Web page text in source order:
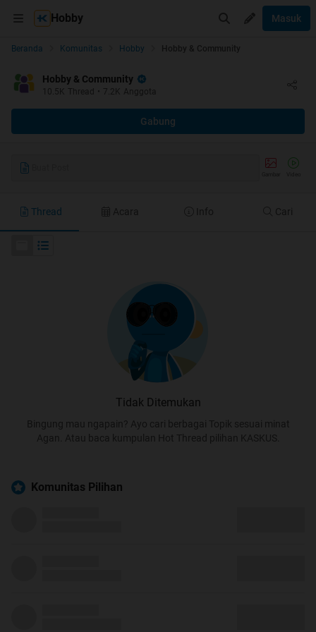
Hobby Masuk
Beranda Komunitas Hobby Hobby & Community
Hobby & Community
10.5K Thread • 7.2K Anggota
Gabung
Thread Acara Info Cari
Tidak Ditemukan
Bingung mau ngapain? Ayo cari berbagai Topik sesuai minat
Agan. Atau baca kumpulan Hot Thread pilihan KASKUS.
Komunitas Pilihan